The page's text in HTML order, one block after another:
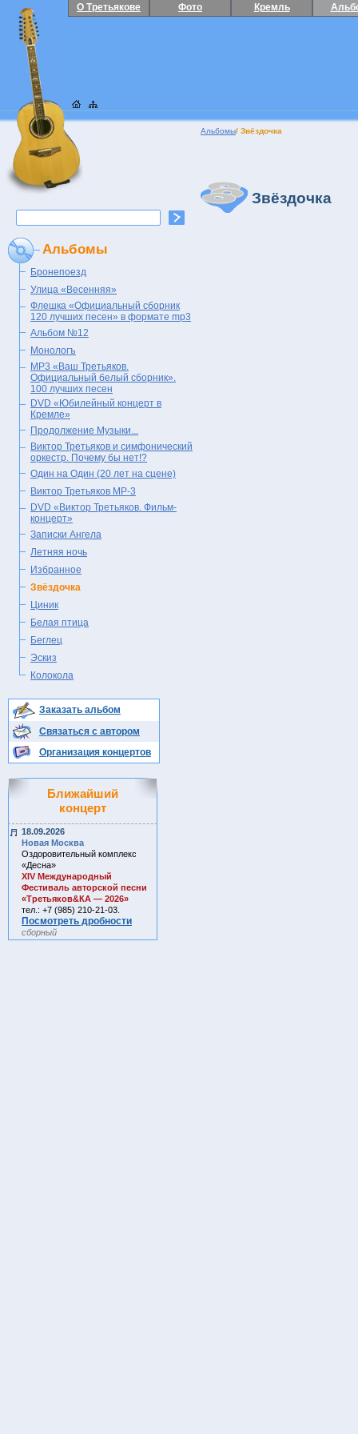
О Третьякове Фото Кремль
Альбомы
Бронепоезд
Улица «Весенняя»
Флешка «Официальный сборник
120 лучших песен» в формате mp3
Альбом №12
Монологъ
МР3 «Ваш Третьяков.
Официальный белый сборник».
100 лучших песен
DVD «Юбилейный концерт в
Кремле»
Продолжение Музыки...
Виктор Третьяков и симфонический
оркестр. Почему бы нет!?
Один на Один (20 лет на сцене)
Виктор Третьяков МР-3
DVD «Виктор Третьяков. Фильм-
концерт»
Записки Ангела
Летняя ночь
Избранное
Звёздочка
Циник
Белая птица
Беглец
Эскиз
Колокола
Заказать альбом
Связаться с автором
Организация концертов
Ближайший
концерт
18.09.2026
Новая Москва
Оздоровительный комплекс
«Десна»
ХIV Международный
Фестиваль авторской песни
«Третьяков&КА — 2026»
тел.: +7 (985) 210-21-03.
Посмотреть дробности
сборный
Альбомы/ Звёздочка
Звёздочка